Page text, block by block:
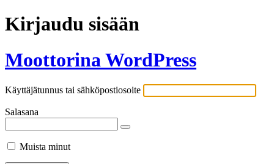
Kirjaudu sisään
Moottorina WordPress
Käyttäjätunnus tai sähköpostiosoite
Salasana
Muista minut